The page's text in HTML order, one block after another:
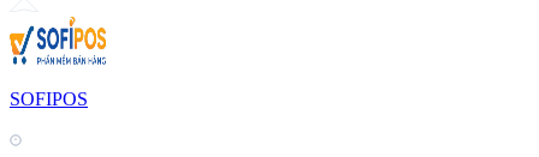
SOFIPOS